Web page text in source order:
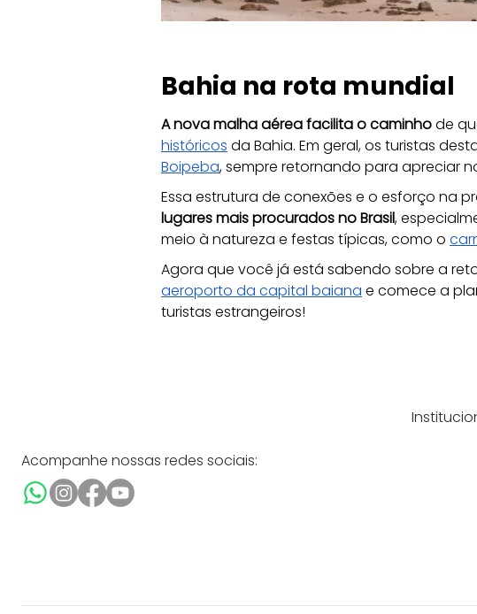
Bahia na rota mundial
A nova malha aérea facilita o caminho de
históricos da Bahia. Em geral, os turistas
Boipeba, sempre retornando para apreciar
Essa estrutura de conexões e o esforço na
lugares mais procurados no Brasil,
meio à natureza e festas típicas, como o
Agora que você já está sabendo sobre a
aeroporto da capital baiana e comece a
turistas estrangeiros!
Acompanhe nossas redes sociais: